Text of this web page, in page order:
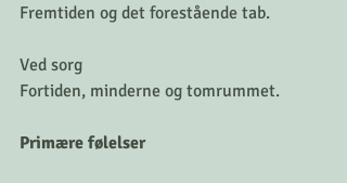
Fremtiden og det forestående tab.
Ved sorg
Fortiden, minderne og tomrummet.
Primære følelser